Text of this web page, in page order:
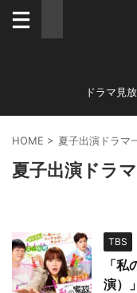
ドラマ見
HOME > 夏子出演ドラマ
夏子出演ドラ
TBS
「
演）